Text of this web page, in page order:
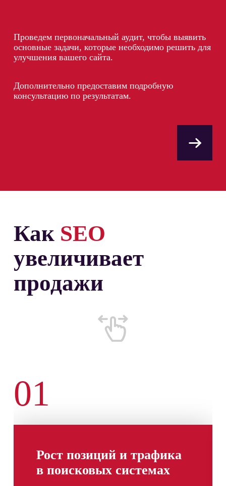
Проведем первоначальный аудит, чтобы выявить
основные задачи, которые необходимо решить для
улучшения вашего сайта.
Дополнительно предоставим подробную
консультацию по результатам.
Как SEO
увеличивает
продажи
01
Рост позиций и трафика
в поисковых системах